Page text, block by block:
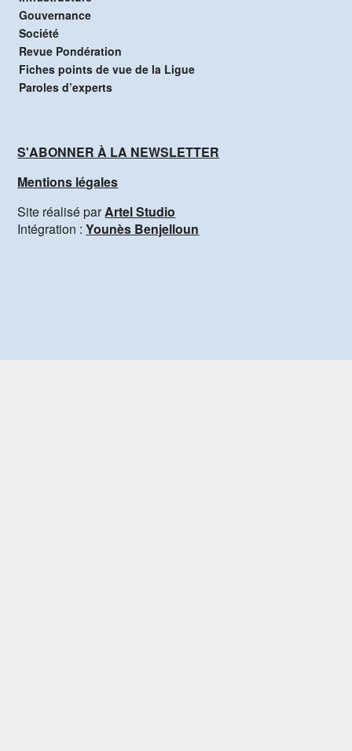
Gouvernance
Société
Revue Pondération
Fiches points de vue de la Ligue
Paroles d’experts
S'ABONNER À LA NEWSLETTER
Mentions légales
Site réalisé parArtel Studio
Intégration :Younès Benjelloun